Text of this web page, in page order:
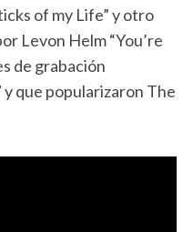
of my Life” y otro
Levon Helm “You’re
de grabación
que popularizaron The